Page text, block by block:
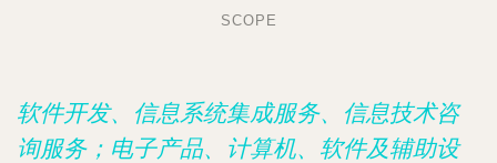
SCOPE
软件开发、信息系统集成服务、信息技术咨
询服务；电子产品、计算机、软件及辅助设